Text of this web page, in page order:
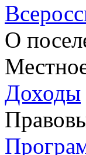
О
Доходы